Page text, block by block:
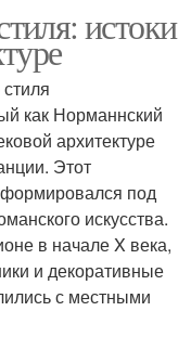
истоки
как Норманнский
архитектуре
Этот
под
искусства.
в начале X века,
и декоративные
с местными